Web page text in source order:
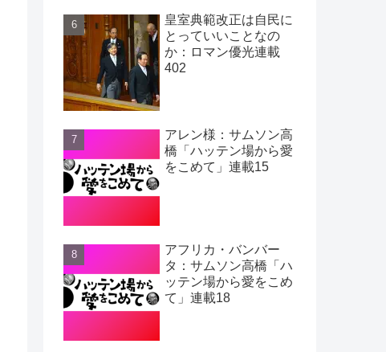
皇室典範改正は自民に
とっていいことなの
か：ロマン優光連載
402
アレン様：サムソン高
橋「ハッテン場から愛
をこめて」連載15
アフリカ・バンバー
タ：サムソン高橋「ハ
ッテン場から愛をこめ
て」連載18